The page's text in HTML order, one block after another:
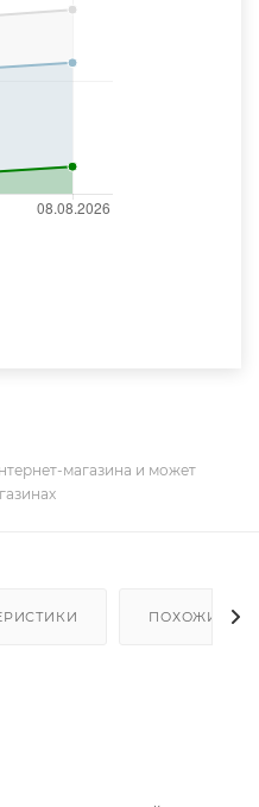
магазина и может
ПОХОЖИЕ